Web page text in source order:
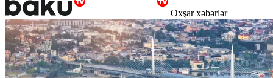
Oxşar xəbərlər